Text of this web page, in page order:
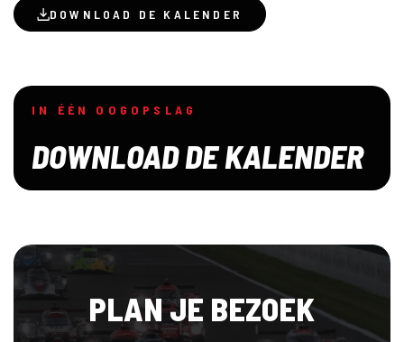
DOWNLOAD DE KALENDER
IN ÉÉN OOGOPSLAG
DOWNLOAD DE KALENDER
PLAN JE BEZOEK